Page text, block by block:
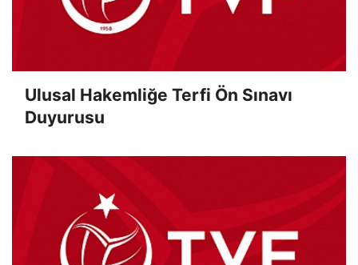
Ulusal Hakemliğe Terfi Ön Sınavı
Duyurusu